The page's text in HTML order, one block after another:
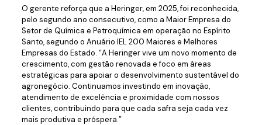
O gerente reforça que a Heringer, em 2025, foi reconhecida,
pelo segundo ano consecutivo, como a Maior Empresa do
Setor de Química e Petroquímica em operação no Espírito
Santo, segundo o Anuário IEL 200 Maiores e Melhores
Empresas do Estado. “A Heringer vive um novo momento de
crescimento, com gestão renovada e foco em áreas
estratégicas para apoiar o desenvolvimento sustentável do
agronegócio. Continuamos investindo em inovação,
atendimento de excelência e proximidade com nossos
clientes, contribuindo para que cada safra seja cada vez
mais produtiva e próspera.”